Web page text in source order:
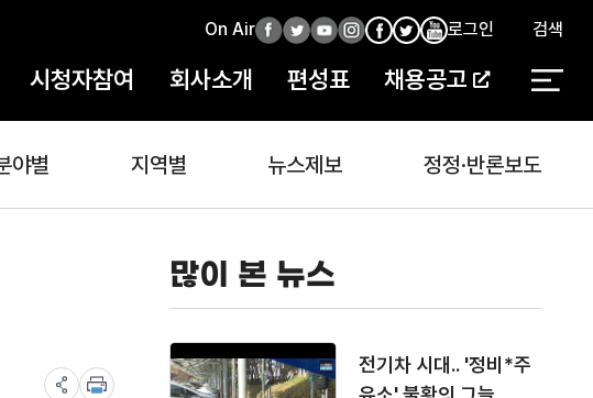
시청자참여 회사소개 편성표 채용공고
On Air페 트
터
유
브
인
타
페 인
타
유
브
로그인 검색
야별 지역별 뉴스제보 정정·반론보도
많이 본 뉴스
전기차 시대.. '정비*주